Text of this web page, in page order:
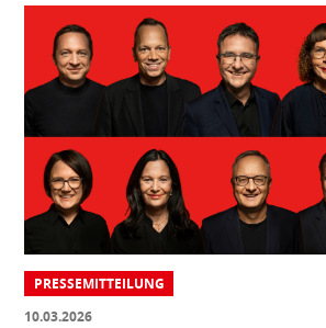
PRESSEMITTEILUNG
10.03.2026